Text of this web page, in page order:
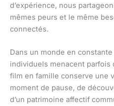
d’expérience, nous
mêmes peurs et le même
connectés.
Dans un monde en
individuels menacent parfois
film en famille conserve une
moment de pause, de
d’un patrimoine affectif